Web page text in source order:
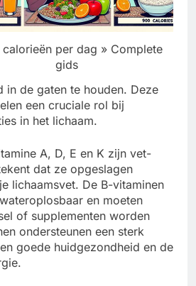
per dag » Complete
gids
in de gaten te houden. Deze
een cruciale rol bij
in het lichaam.
A, D, E en K zijn vet-
dat ze opgeslagen
lichaamsvet. De B-vitaminen
en moeten
of supplementen worden
ondersteunen een sterk
goede huidgezondheid en de